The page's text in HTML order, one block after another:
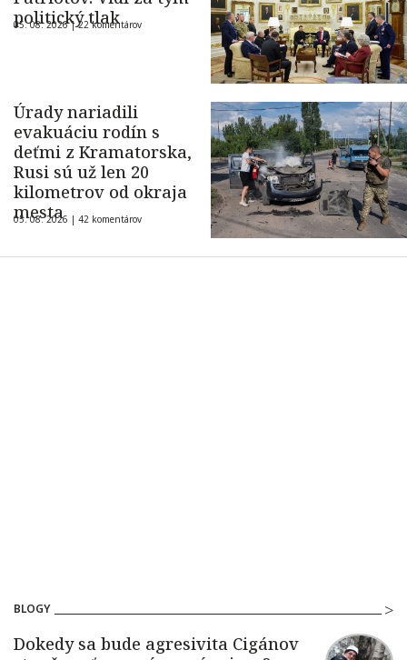
politický tlak
05. 08. 2026 |22 komentárov
Úrady nariadili
evakuáciu rodín s
deťmi z Kramatorska,
Rusi sú už len 20
kilometrov od okraja
mesta
05. 08. 2026 | 42 komentárov
BLOGY